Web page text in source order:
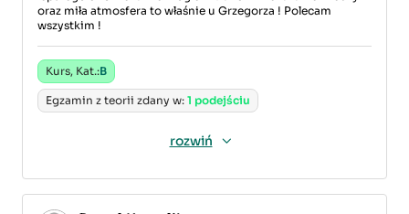
oraz miła atmosfera to właśnie u Grzegorza ! Polecam
wszystkim !
Kurs, Kat.:B
Egzamin z teorii zdany w: 1 podejściu
rozwiń